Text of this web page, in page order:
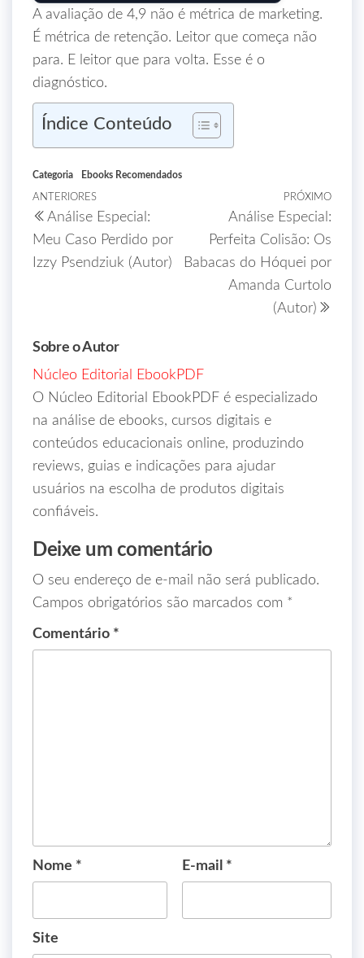
A avaliação de 4,9 não é métrica de marketing.
É métrica de retenção. Leitor que começa não
para. E leitor que para volta. Esse é o
diagnóstico.
Índice Conteúdo
Categoria Ebooks Recomendados
ANTERIORES
Análise Especial:
Meu Caso Perdido por
Izzy Psendziuk (Autor)
PRÓXIMO
Análise Especial:
Perfeita Colisão: Os
Babacas do Hóquei por
Amanda Curtolo
(Autor)
Sobre o Autor
Núcleo Editorial EbookPDF
O Núcleo Editorial EbookPDF é especializado
na análise de ebooks, cursos digitais e
conteúdos educacionais online, produzindo
reviews, guias e indicações para ajudar
usuários na escolha de produtos digitais
confiáveis.
Deixe um comentário
O seu endereço de e-mail não será publicado.
Campos obrigatórios são marcados com *
Comentário *
Nome * E-mail *
Site